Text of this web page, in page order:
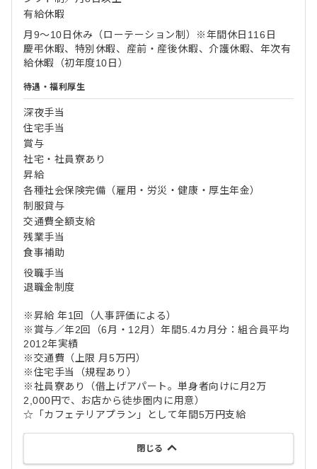
有給休暇
月9～10日休み（ローテーション制）※年間休日116日
慶弔休暇、特別休暇、産前・産後休暇、介護休暇、年次有
給休暇（初年度10日）
待遇・福利厚生
深夜手当
住宅手当
賞与
社宅・社員寮あり
昇給
各種社会保険完備（雇用・労災・健康・厚生年金）
制服貸与
交通費全額支給
残業手当
食事補助
役職手当
退職金制度
※昇給 年1回（人事評価による）
※賞与／年2回（6月・12月）年間5.4カ月分：組合員平均
2012年実績
※交通費（上限 月5万円）
※住宅手当（規程あり）
※社員寮あり（借上げアパート。単身者向けに月2万
2,000円で、お店から徒歩圏内に用意）
☆「カフェテリアプラン」として年間5万円支給
閉じる